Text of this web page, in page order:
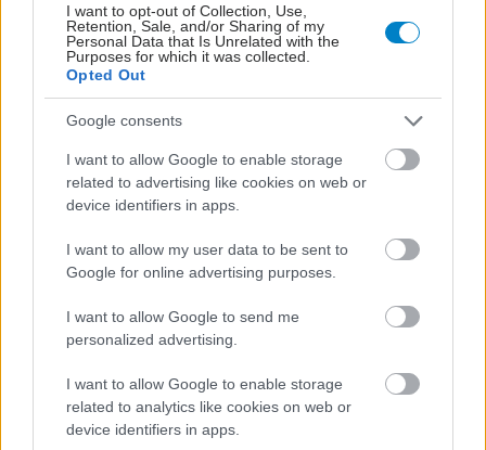
I want to opt-out of Collection, Use,
Retention, Sale, and/or Sharing of my
Personal Data that Is Unrelated with the
Purposes for which it was collected.
Opted Out
Google consents
I want to allow Google to enable storage
related to advertising like cookies on web or
device identifiers in apps.
I want to allow my user data to be sent to
Google for online advertising purposes.
I want to allow Google to send me
personalized advertising.
I want to allow Google to enable storage
related to analytics like cookies on web or
device identifiers in apps.
ΜΠΕΙΤΕ ΣΤΗ ΣΥΖΗΤΗΣΗ
Loading...
Προσθήκη Σχολίου